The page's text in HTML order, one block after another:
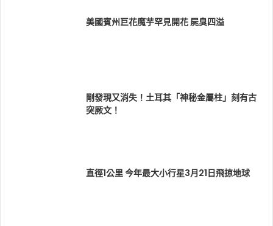
美國賓州巨花魔芋罕見開花 屍臭四溢
剛發現又消失！土耳其「神秘金屬柱」刻有古
突厥文！
直徑1公里 今年最大小行星3月21日飛掠地球